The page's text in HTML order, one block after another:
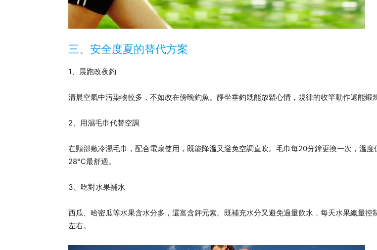
三、安全度夏的替代方案
1、晨跑改夜釣
清晨空氣中污染物較多，不如改在傍晚釣魚。靜坐垂釣既能放鬆心情，規律的收竿動作還能鍛
2、用濕毛巾代替空調
在頸部敷冷濕毛巾，配合電扇使用，既能降溫又避免空調直吹。毛巾每20分鐘更換一次，溫
28℃最舒適。
3、吃對水果補水
西瓜、哈密瓜等水果含水分多，還富含鉀元素。既補充水分又避免過量飲水，每天水果總量控
左右。